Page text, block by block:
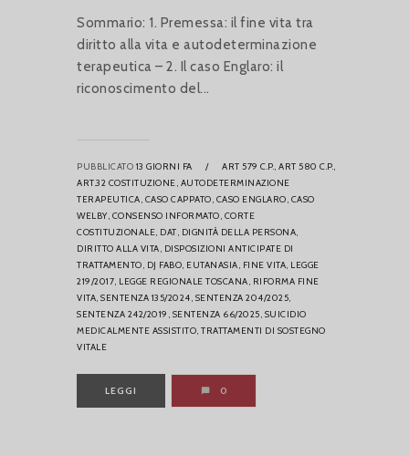
Sommario: 1. Premessa: il fine vita tra
diritto alla vita e autodeterminazione
terapeutica – 2. Il caso Englaro: il
riconoscimento del...
PUBBLICATO 13 GIORNI FA / ART 579 C.P., ART 580 C.P.,
ART.32 COSTITUZIONE, AUTODETERMINAZIONE
TERAPEUTICA, CASO CAPPATO, CASO ENGLARO, CASO
WELBY, CONSENSO INFORMATO, CORTE
COSTITUZIONALE, DAT, DIGNITÀ DELLA PERSONA,
DIRITTO ALLA VITA, DISPOSIZIONI ANTICIPATE DI
TRATTAMENTO, DJ FABO, EUTANASIA, FINE VITA, LEGGE
219/2017, LEGGE REGIONALE TOSCANA, RIFORMA FINE
VITA, SENTENZA 135/2024, SENTENZA 204/2025,
SENTENZA 242/2019, SENTENZA 66/2025, SUICIDIO
MEDICALMENTE ASSISTITO, TRATTAMENTI DI SOSTEGNO
VITALE
LEGGI 0